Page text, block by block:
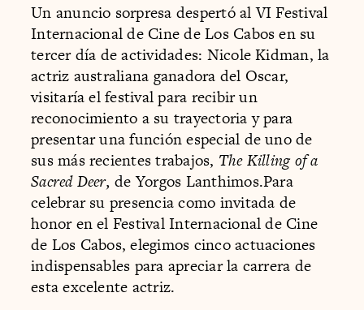
Un anuncio sorpresa despertó al VI Festival
Internacional de Cine de Los Cabos en su
tercer día de actividades: Nicole Kidman, la
actriz australiana ganadora del Oscar,
visitaría el festival para recibir un
reconocimiento a su trayectoria y para
presentar una función especial de uno de
sus más recientes trabajos, The Killing of a
Sacred Deer,de Yorgos Lanthimos.Para
celebrar su presencia como invitada de
honor en el Festival Internacional de Cine
de Los Cabos, elegimos cinco actuaciones
indispensables para apreciar la carrera de
esta excelente actriz.